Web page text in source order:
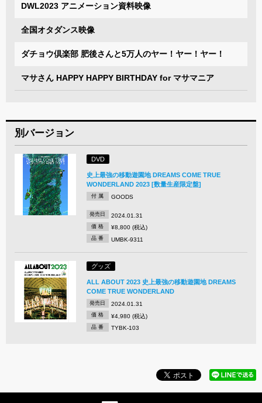
DWL2023 アニメーション資料映像
全国オタダンス映像
ダチョウ倶楽部 肥後さんと5万人のヤー！ヤー！ヤー！
マサさん HAPPY HAPPY BIRTHDAY for マサマニア
別バージョン
DVD
史上最強の移動遊園地 DREAMS COME TRUE
WONDERLAND 2023 [数量生産限定盤]
付 属 GOODS
発売日 2024.01.31
価 格 ¥8,800 (税込)
品 番 UMBK-9311
グッズ
ALL ABOUT 2023 史上最強の移動遊園地 DREAMS
COME TRUE WONDERLAND
発売日 2024.01.31
価 格 ¥4,980 (税込)
品 番 TYBK-103